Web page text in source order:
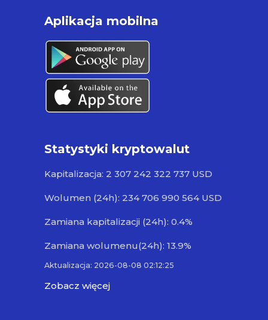
Aplikacja mobilna
Statystyki kryptowalut
Kapitalizacja: 2 307 242 322 737 USD
Wolumen (24h): 234 706 990 564 USD
Zamiana kapitalizacji (24h): 0.4%
Zamiana wolumenu(24h): 13.9%
Aktualizacja: 2026-08-08 02:12:25
Zobacz więcej